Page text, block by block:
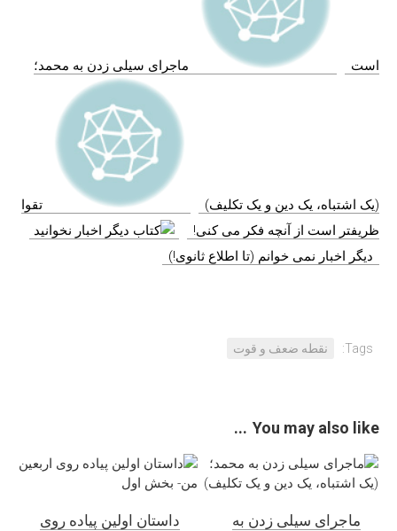
است ماجرای سیلی زدن به محمد؛
(یک اشتباه، یک دین و یک تکلیف)
تقوا
ظریفتر است از آنچه فکر می کنی!
دیگر اخبار نمی خوانم (تا اطلاع ثانوی!)
Tags: نقطه ضعف و قوت
You may also like...
داستان اولین پیاده روی
ماجرای سیلی زدن به